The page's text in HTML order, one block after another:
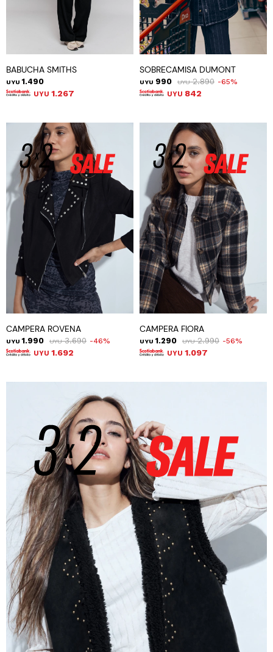
BABUCHA SMITHS
UYU 1.490
UYU 1.267
SOBRECAMISA DUMONT
UYU 990 UYU 2.890 65
UYU 842
CAMPERA ROVENA
UYU 1.990 UYU 3.690 46
UYU 1.692
CAMPERA FIORA
UYU 1.290 UYU 2.990 56
UYU 1.097